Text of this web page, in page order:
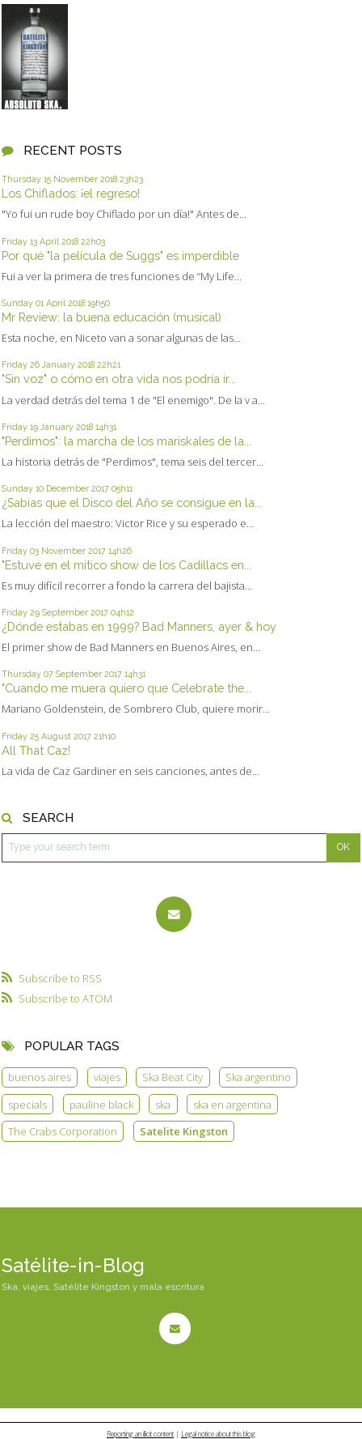
RECENT POSTS
Thursday 15 November 2018 23h23
Los Chiflados: ¡el regreso!
"Yo fui un rude boy Chiflado por un día!" Antes de...
Friday 13 April 2018 22h03
Por qué "la película de Suggs" es imperdible
Fui a ver la primera de tres funciones de “My Life...
Sunday 01 April 2018 19h50
Mr Review: la buena educación (musical)
Esta noche, en Niceto van a sonar algunas de las...
Friday 26 January 2018 22h21
"Sin voz" o cómo en otra vida nos podría ir...
La verdad detrás del tema 1 de "El enemigo". De la v a...
Friday 19 January 2018 14h31
"Perdimos": la marcha de los mariskales de la...
La historia detrás de "Perdimos", tema seis del tercer...
Sunday 10 December 2017 05h11
¿Sabías que el Disco del Año se consigue en la...
La lección del maestro: Victor Rice y su esperado e...
Friday 03 November 2017 14h26
"Estuve en el mítico show de los Cadillacs en...
Es muy difícil recorrer a fondo la carrera del bajista...
Friday 29 September 2017 04h12
¿Dónde estabas en 1999? Bad Manners, ayer & hoy
El primer show de Bad Manners en Buenos Aires, en...
Thursday 07 September 2017 14h31
"Cuando me muera quiero que Celebrate the...
Mariano Goldenstein, de Sombrero Club, quiere morir...
Friday 25 August 2017 21h10
All That Caz!
La vida de Caz Gardiner en seis canciones, antes de...
SEARCH
Subscribe to RSS
Subscribe to ATOM
POPULAR TAGS
buenos aires viajes Ska Beat City
Ska argentino
specials
pauline black ska
ska en argentina
The Crabs Corporation
Satelite Kingston
Satélite-in-Blog
Ska, viajes, Satélite Kingston y mala escritura
Reporting an illicit content | Legal notice about this blog